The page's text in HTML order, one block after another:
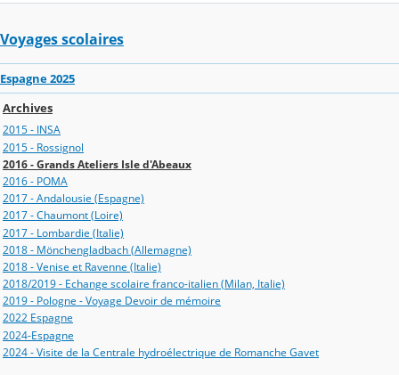
Voyages scolaires
Espagne 2025
Archives
2015 - INSA
2015 - Rossignol
2016 - Grands Ateliers Isle d'Abeaux
2016 - POMA
2017 - Andalousie (Espagne)
2017 - Chaumont (Loire)
2017 - Lombardie (Italie)
2018 - Mönchengladbach (Allemagne)
2018 - Venise et Ravenne (Italie)
2018/2019 - Echange scolaire franco-italien (Milan, Italie)
2019 - Pologne - Voyage Devoir de mémoire
2022 Espagne
2024-Espagne
2024 - Visite de la Centrale hydroélectrique de Romanche Gavet